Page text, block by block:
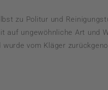
zu Politur und
auf ungewöhnliche Art und
vom Kläger